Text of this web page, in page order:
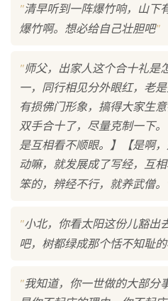
"清早听到一阵爆竹响，山下
爆竹啊。想必给自己壮胆吧"
"师父，出家人这个合十礼是
一，同行相见分外眼红，老
有损佛门形象，搞得大家生
双手合十了，尽量克制一下
是互相看不顺眼。】【是啊
动嘛，就发展成了写经，互
笨的，辨经不行，就养武僧。
"小北，你看太阳这份儿豁出
吧，树都绿成那个恬不知耻的
"我知道，你一世做的大部分